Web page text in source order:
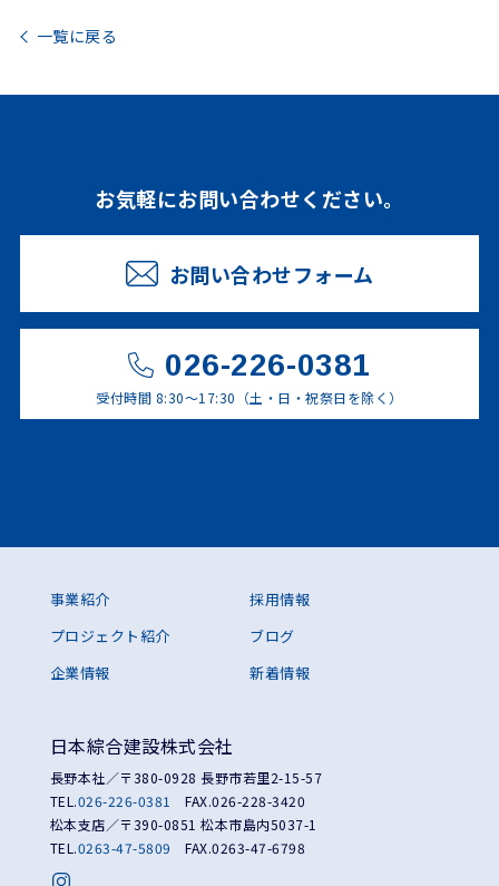
一覧に戻る
お気軽にお問い合わせください。
お問い合わせフォーム
026-226-0381
受付時間 8:30～17:30（土・日・祝祭日を除く）
事業紹介
プロジェクト紹介
企業情報
採用情報
ブログ
新着情報
日本綜合建設株式会社
長野本社／〒380-0928 長野市若里2-15-57
TEL.026-226-0381
FAX.026-228-3420
松本支店／〒390-0851 松本市島内5037-1
TEL.0263-47-5809 FAX.0263-47-6798